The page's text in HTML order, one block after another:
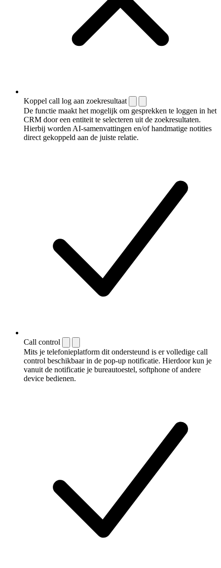
Koppel call log aan zoekresultaat
De functie maakt het mogelijk om gesprekken te loggen in het
CRM door een entiteit te selecteren uit de zoekresultaten.
Hierbij worden AI-samenvattingen en/of handmatige notities
direct gekoppeld aan de juiste relatie.
Call control
Mits je telefonieplatform dit ondersteund is er volledige call
control beschikbaar in de pop-up notificatie. Hierdoor kun je
vanuit de notificatie je bureautoestel, softphone of andere
device bedienen.